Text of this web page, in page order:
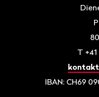
T
IBAN: CH69